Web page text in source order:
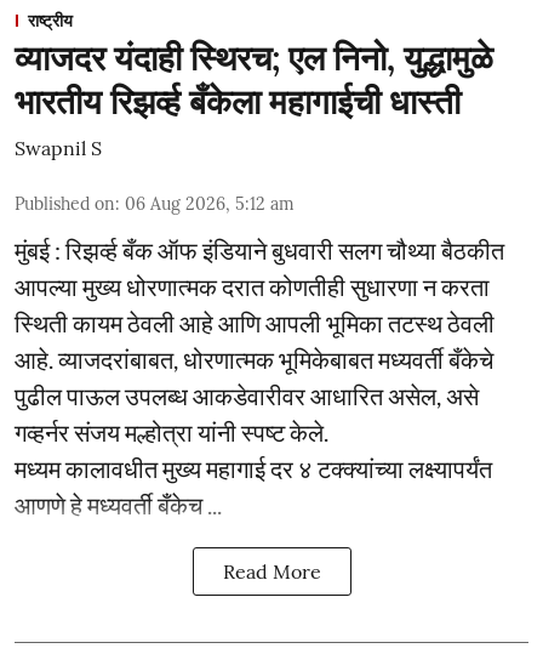
राष्ट्रीय
व्याजदर यंदाही स्थिरच; एल निनो, युद्धामुळे
भारतीय रिझर्व्ह बँकेला महागाईची धास्ती
Swapnil S
Published on: 06 Aug 2026, 5:12 am
मुंबई : रिझर्व्ह बँक ऑफ इंडियाने बुधवारी सलग चौथ्या बैठकीत
आपल्या मुख्य धोरणात्मक दरात कोणतीही सुधारणा न करता
स्थिती कायम ठेवली आहे आणि आपली भूमिका तटस्थ ठेवली
आहे. व्याजदरांबाबत, धोरणात्मक भूमिकेबाबत मध्यवर्ती बँकेचे
पुढील पाऊल उपलब्ध आकडेवारीवर आधारित असेल, असे
गव्हर्नर संजय मल्होत्रा यांनी स्पष्ट केले.
मध्यम कालावधीत मुख्य महागाई दर ४ टक्क्यांच्या लक्ष्यापर्यंत
आणणे हे मध्यवर्ती बँकेच ...
Read More